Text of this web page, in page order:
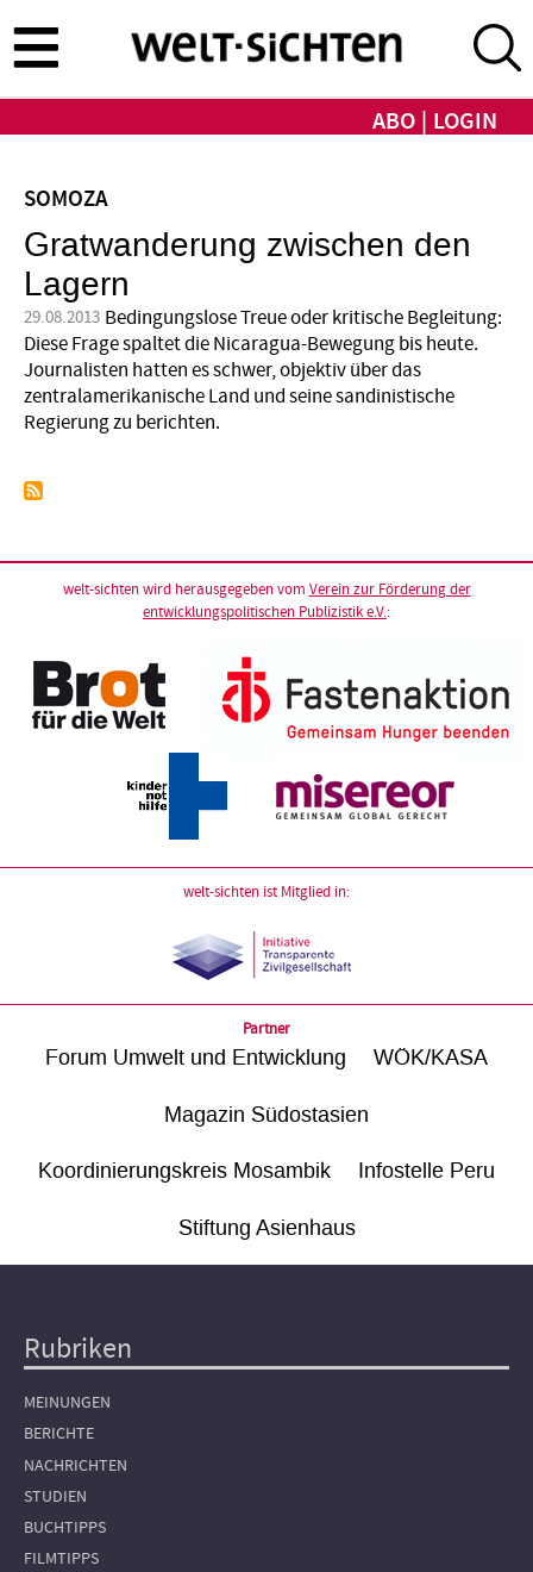
zum
Inhalt
ABO LOGIN
SOMOZA
Gratwanderung zwischen den
Lagern
29.08.2013 Bedingungslose Treue oder kritische Begleitung:
Diese Frage spaltet die Nicaragua-Bewegung bis heute.
Journalisten hatten es schwer, objektiv über das
zentralamerikanische Land und seine sandinistische
Regierung zu berichten.
welt-sichten wird herausgegeben vom Verein zur Förderung der
entwicklungspolitischen Publizistik e.V.:
welt-sichten ist Mitglied in:
Partner
Forum Umwelt und Entwicklung WÖK/KASA
Magazin Südostasien
Koordinierungskreis Mosambik Infostelle Peru
Stiftung Asienhaus
Hauptnavigation
Rubriken
MEINUNGEN
BERICHTE
NACHRICHTEN
STUDIEN
BUCHTIPPS
FILMTIPPS